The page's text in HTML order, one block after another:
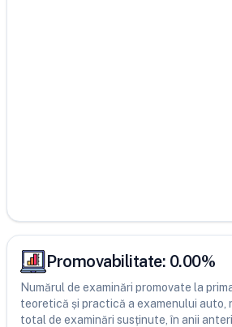
Promovabilitate: 0.00%
Numărul de examinări promovate la
teoretică și practică a examenului auto,
total de examinări susținute, în anii